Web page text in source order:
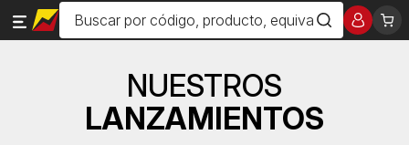
NUESTROS
LANZAMIENTOS